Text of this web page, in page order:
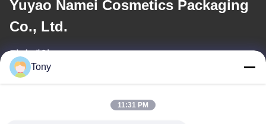
Yuyao Namei Cosmetics Packaging
Co., Ltd.
전자 메일
Tony
11:31 PM